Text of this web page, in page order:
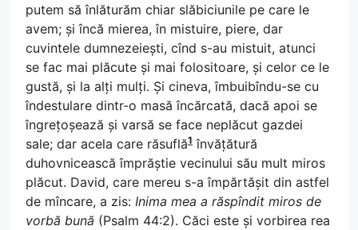
putem să înlăturăm chiar slăbiciunile pe care le
avem; și încă mierea, în mistuire, piere, dar
cuvintele dumnezeiești, cînd s-au mistuit, atunci
se fac mai plăcute și mai folositoare, și celor ce le
gustă, și la alți mulți. Și cineva, îmbuibîndu-se cu
îndestulare dintr-o masă încărcată, dacă apoi se
îngrețoșează și varsă se face neplăcut gazdei
sale; dar acela care răsuflă1 învățătură
duhovnicească împrăștie vecinului său mult miros
plăcut. David, care mereu s-a împărtășit din astfel
de mîncare, a zis: Inima mea a răspîndit miros de
vorbă bună (Psalm 44:2). Căci este și vorbirea rea